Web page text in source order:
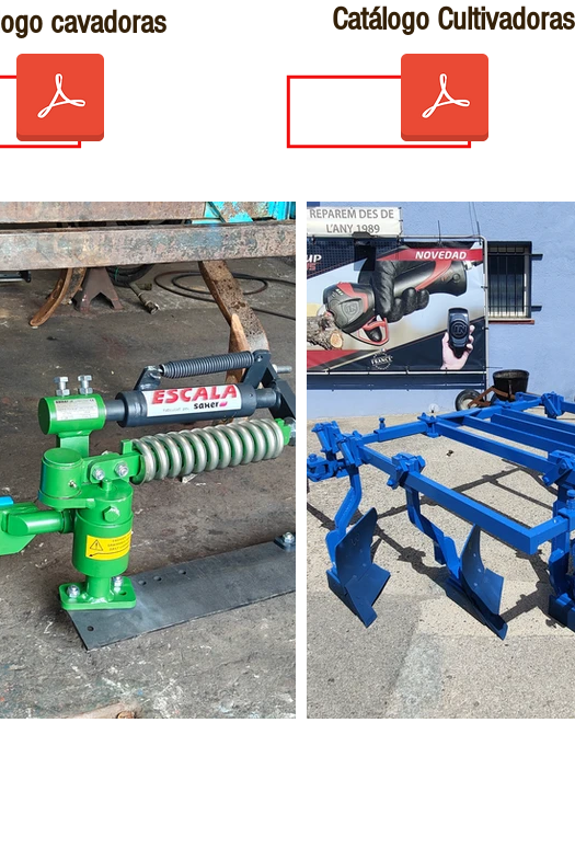
cavadoras Catálogo Cultivadoras